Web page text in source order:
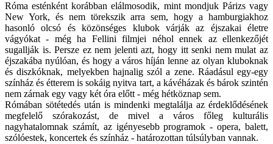
Róma esténként korábban elálmosodik, mint mondjuk Párizs vagy
New York, és nem törekszik arra sem, hogy a hamburgiakhoz
hasonló olcsó és közönséges klubok várják az éjszakai életre
vágyókat - még ha Fellini filmjei néhol ennek az ellenkezőjét
sugallják is. Persze ez nem jelenti azt, hogy itt senki nem mulat az
éjszakába nyúlóan, és hogy a város híján lenne az olyan kluboknak
és diszkóknak, melyekben hajnalig szól a zene. Ráadásul egy-egy
színház és étterem is sokáig nyitva tart, a kávéházak és bárok szintén
nem zárnak egy vagy két óra előtt - még hétköznap sem.
Rómában sötétedés után is mindenki megtalálja az érdeklődésének
megfelelő szórakozást, de mivel a város főleg kulturális
nagyhatalomnak számít, az igényesebb programok - opera, balett,
szólóestek, koncertek és színház - határozottan túlsúlyban vannak.